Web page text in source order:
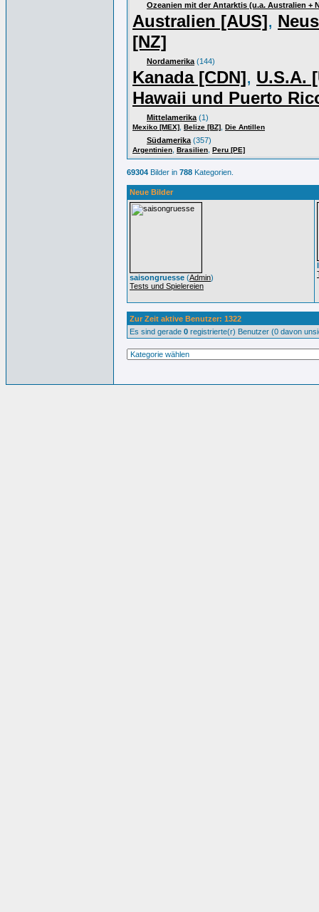
Ozeanien mit der Antarktis (u.a. Australien +
Australien [AUS],
[NZ]
Nordamerika (144)
Kanada [CDN], U.S.A.
Hawaii und Puerto
Mittelamerika (1)
Mexiko [MEX] Belize [BZ] Die Antillen
Südamerika (357)
Argentinien Brasilien Peru [PE]
69304 Bilder in 788 Kategorien.
Neue Bilder
saisongruesse (Admin)
Tests und Spielereien
Zur Zeit aktive Benutzer: 1322
Es sind gerade 0 registrierte(r) Benutzer (0 davon